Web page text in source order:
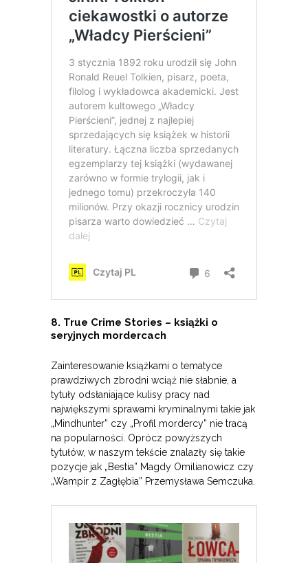
8. True Crime Stories – książki o
seryjnych mordercach
Zainteresowanie książkami o tematyce
prawdziwych zbrodni wciąż nie słabnie, a
tytuły odsłaniające kulisy pracy nad
największymi sprawami kryminalnymi takie jak
„Mindhunter” czy „Profil mordercy” nie tracą
na popularności. Oprócz powyższych
tytułów, w naszym tekście znalazły się takie
pozycje jak „Bestia” Magdy Omilianowicz czy
„Wampir z Zagłębia” Przemysława Semczuka.